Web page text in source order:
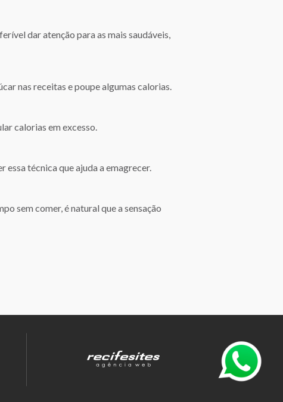
dar atenção para as mais saudáveis,
nas receitas e poupe algumas calorias.
calorias em excesso.
essa técnica que ajuda a emagrecer.
sem comer, é natural que a sensação